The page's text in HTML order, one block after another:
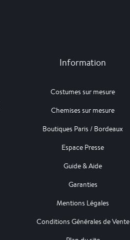
Information
Costumes sur mesure
Chemises sur mesure
Boutiques Paris / Bordeaux
Espace Presse
Guide & Aide
Garanties
Mentions Légales
Conditions Générales de Vente